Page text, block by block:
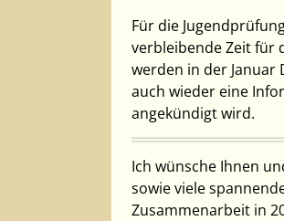
Für die
verbleibende Zeit für
werden in der Januar
auch wieder eine
angekündigt wird.
Ich wünsche Ihnen
sowie viele
Zusammenarbeit in